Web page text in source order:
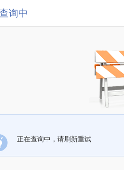
询中
正在查询中，请刷新重试